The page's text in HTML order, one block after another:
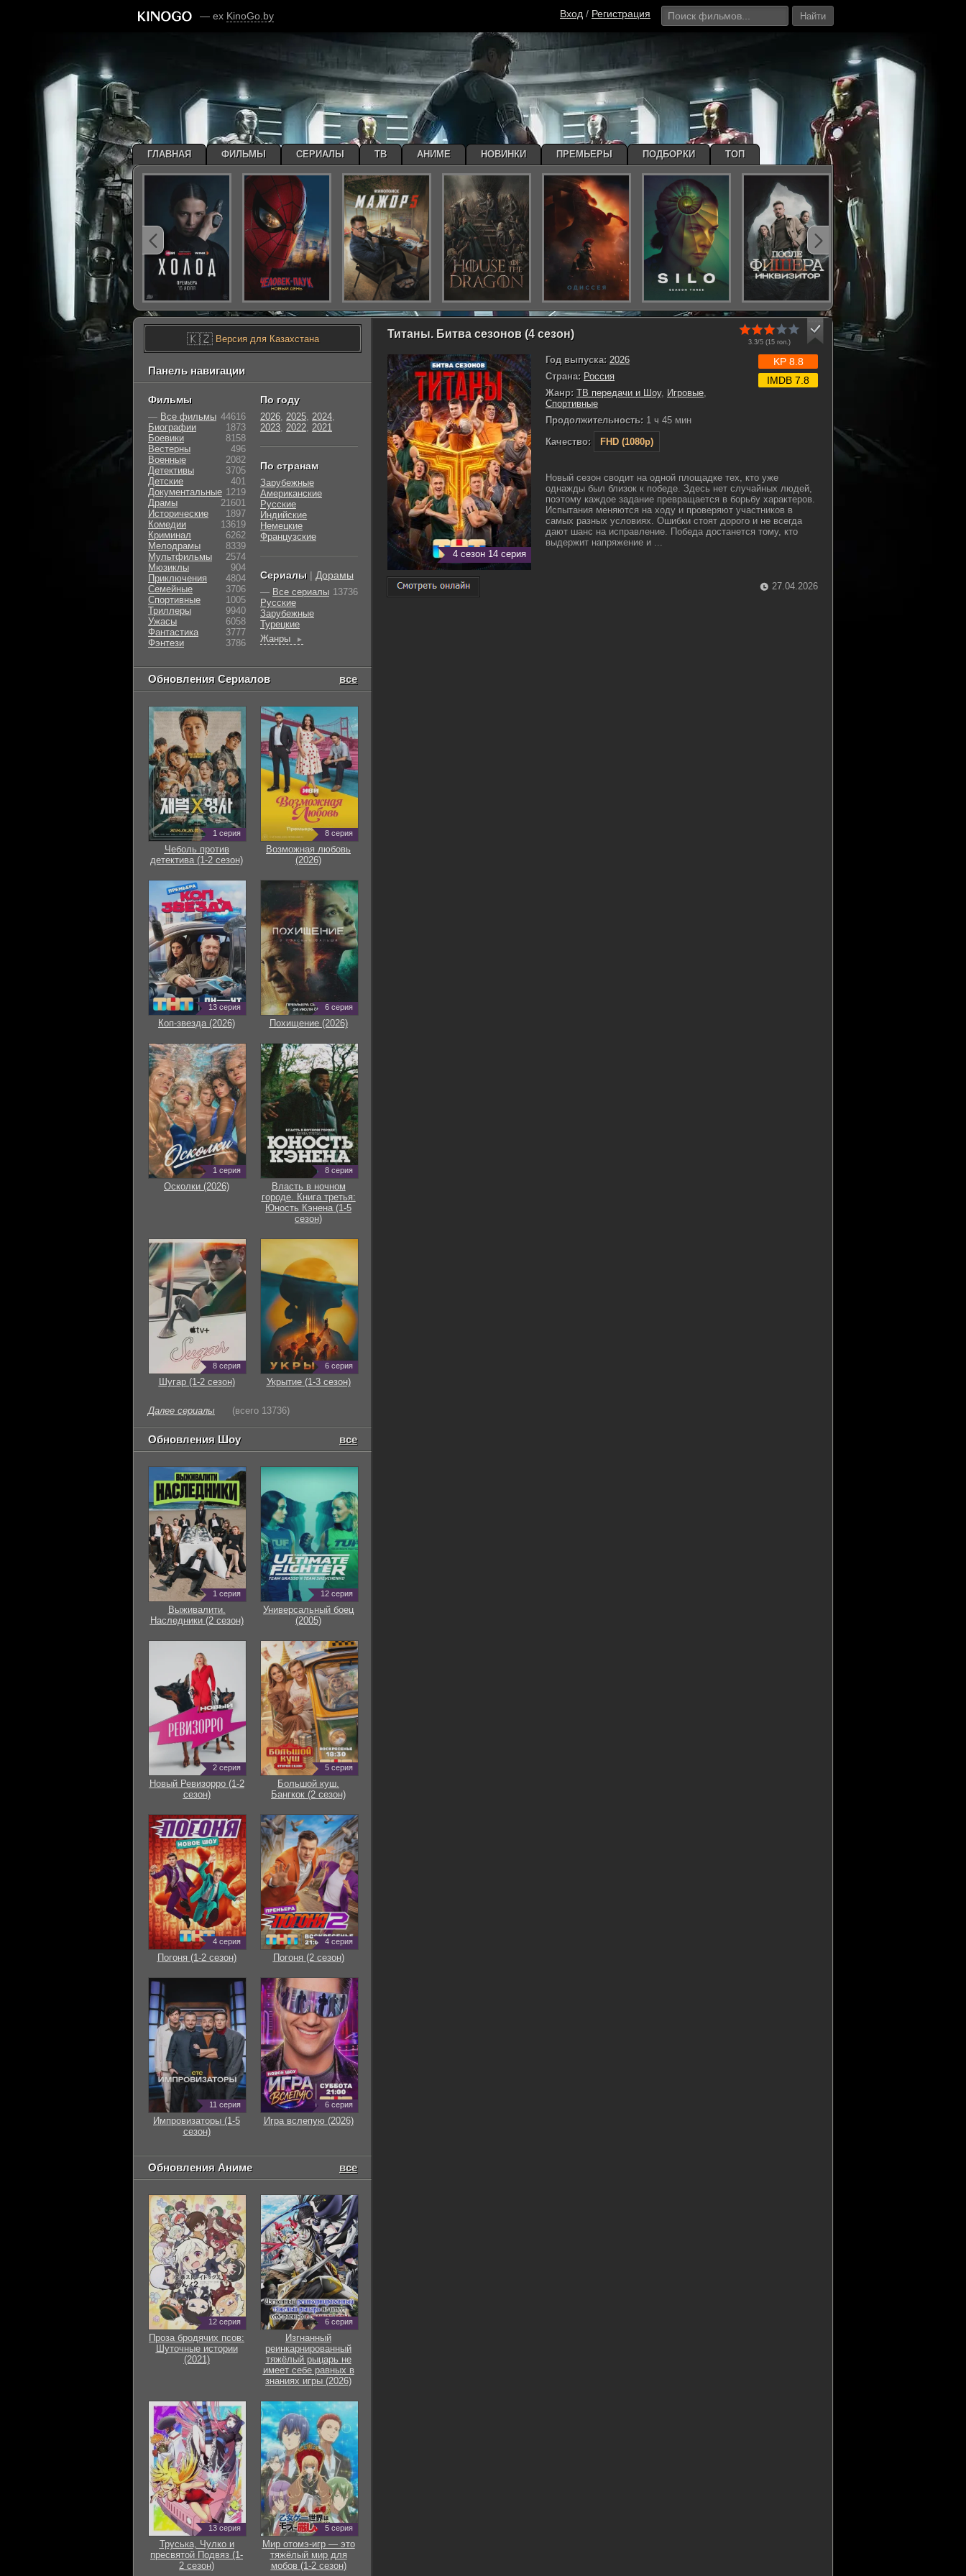
— ex KinoGo.by Вход / Регистрация Найти
Титаны. Битва сезонов (4 сезон)
3.3/5 (15 гол.)
4 сезон 14 серия
Год выпуска: 2026
Страна: Россия
Жанр: ТВ передачи и Шоу, Игровые,
Спортивные
Продолжительность: 1 ч 45 мин
Качество:
FHD (1080p)
KP 8.8
IMDB 7.8
Новый сезон сводит на одной площадке тех, кто уже
однажды был близок к победе. Здесь нет случайных людей,
поэтому каждое задание превращается в борьбу характеров.
Испытания меняются на ходу и проверяют участников в
самых разных условиях. Ошибки стоят дорого и не всегда
дают шанс на исправление. Победа достанется тому, кто
выдержит напряжение и ...
27.04.2026
🇰🇿Версия для Казахстана
Панель навигации
Фильмы
— Все фильмы 44616
Биографии
1873
Боевики
8158
Вестерны
496
Военные
2082
Детективы
3705
Детские
401
Документальные 1219
Драмы
21601
Исторические
1897
Комедии
13619
Криминал
6262
Мелодрамы
8339
Мультфильмы
2574
Мюзиклы
904
Приключения
4804
Семейные
3706
Cпортивные
1005
Триллеры
9940
Ужасы
6058
Фантастика
3777
Фэнтези
3786
По году
2026, 2025, 2024,
2023, 2022, 2021
По странам
Зарубежные
Американские
Русские
Индийские
Немецкие
Французские
Сериалы | Дорамы
— Все сериалы 13736
Русские
Зарубежные
Турецкие
Жанры
►
Обновления Сериалов все
1 серия
Чеболь против
детектива (1-2 сезон)
8 серия
Возможная любовь
(2026)
13 серия
Коп-звезда (2026)
6 серия
Похищение (2026)
1 серия
Осколки (2026)
8 серия
Власть в ночном
городе. Книга третья:
Юность Кэнена (1-5
сезон)
8 серия
Шугар (1-2 сезон)
6 серия
Укрытие (1-3 сезон)
Далее сериалы (всего 13736)
Обновления Шоу все
1 серия
Выживалити.
Наследники (2 сезон)
12 серия
Универсальный боец
(2005)
2 серия
Новый Ревизорро (1-2
сезон)
5 серия
Большой куш.
Бангкок (2 сезон)
4 серия
Погоня (1-2 сезон)
4 серия
Погоня (2 сезон)
11 серия
Импровизаторы (1-5
сезон)
6 серия
Игра вслепую (2026)
Обновления Аниме все
12 серия
Проза бродячих псов:
Шуточные истории
(2021)
6 серия
Изгнанный
реинкарнированный
тяжёлый рыцарь не
имеет себе равных в
знаниях игры (2026)
13 серия
Труська, Чулко и
пресвятой Подвяз (1-
2 сезон)
5 серия
Мир отомэ-игр — это
тяжёлый мир для
мобов (1-2 сезон)
ГЛАВНАЯ ФИЛЬМЫ СЕРИАЛЫ ТВ АНИМЕ НОВИНКИ ПРЕМЬЕРЫ ПОДБОРКИ ТОП